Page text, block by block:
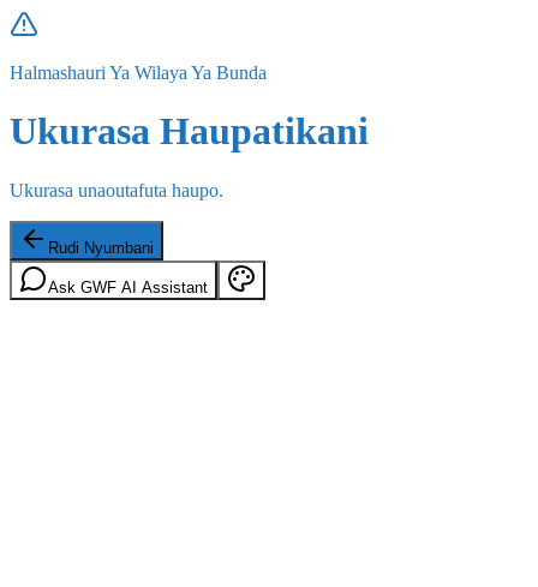
Halmashauri Ya Wilaya Ya Bunda
Ukurasa Haupatikani
Ukurasa unaoutafuta haupo.
Rudi Nyumbani
Ask GWF AI Assistant